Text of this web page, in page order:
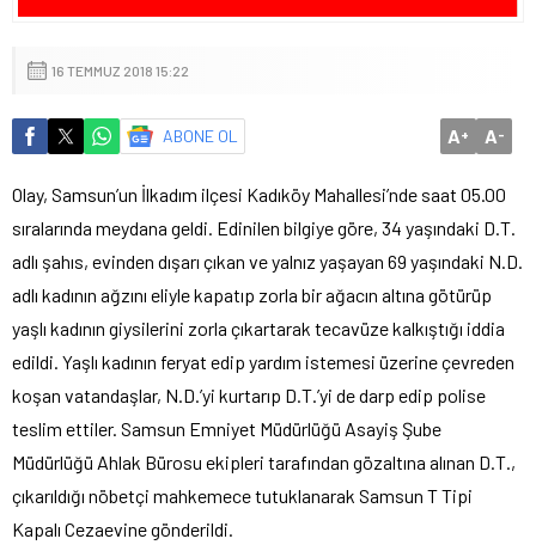
16 TEMMUZ 2018 15:22
ABONE OL A+ A-
Olay, Samsun’un İlkadım ilçesi Kadıköy Mahallesi’nde saat 05.00
sıralarında meydana geldi. Edinilen bilgiye göre, 34 yaşındaki D.T.
adlı şahıs, evinden dışarı çıkan ve yalnız yaşayan 69 yaşındaki N.D.
adlı kadının ağzını eliyle kapatıp zorla bir ağacın altına götürüp
yaşlı kadının giysilerini zorla çıkartarak tecavüze kalkıştığı iddia
edildi. Yaşlı kadının feryat edip yardım istemesi üzerine çevreden
koşan vatandaşlar, N.D.’yi kurtarıp D.T.’yi de darp edip polise
teslim ettiler. Samsun Emniyet Müdürlüğü Asayiş Şube
Müdürlüğü Ahlak Bürosu ekipleri tarafından gözaltına alınan D.T.,
çıkarıldığı nöbetçi mahkemece tutuklanarak Samsun T Tipi
Kapalı Cezaevine gönderildi.